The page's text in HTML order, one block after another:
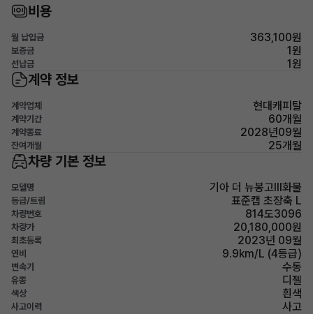
비용
월 납입금 363,100원
보증금 1원
선납금 1원
계약 정보
계약업체 현대캐피탈
계약기간 60개월
계약종료 2028년09월
잔여개월 25개월
차량 기본 정보
모델명 기아 더 뉴봉고Ⅲ화물
등급/트림 표준캡 초장축 L
차량번호 814도3096
차량가 20,180,000원
최초등록 2023년 09월
연비 9.9km/L (4등급)
변속기 수동
유종 디젤
색상 흰색
사고이력 사고